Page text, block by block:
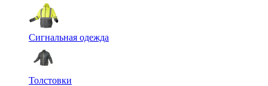
Сигнальная одежда
Толстовки